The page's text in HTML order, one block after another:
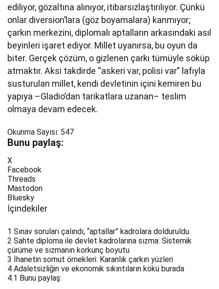
ediliyor, gözaltına alınıyor, itibarsızlaştırılıyor. Çünkü
onlar diversion’lara (göz boyamalara) kanmıyor;
çarkın merkezini, diplomalı aptalların arkasındaki asıl
beyinleri işaret ediyor. Millet uyanırsa, bu oyun da
biter. Gerçek çözüm, o gizlenen çarkı tümüyle söküp
atmaktır. Aksi takdirde “askeri var, polisi var” lafıyla
susturulan millet, kendi devletinin içini kemiren bu
yapıya –Gladio’dan tarikatlara uzanan– teslim
olmaya devam edecek.
Okunma Sayısı: 547
Bunu paylaş:
X
Facebook
Threads
Mastodon
Bluesky
İçindekiler
1 Sınav soruları çalındı, “aptallar” kadrolara dolduruldu.
2 Sahte diploma ile devlet kadrolarına sızma: Sistemik
çürüme ve sızmanın korkunç boyutu
3 İhanetin somut örnekleri: Karanlık çarkın yüzleri
4 Adaletsizliğin ve ekonomik sıkıntıların kökü burada
4.1 Bunu paylaş: